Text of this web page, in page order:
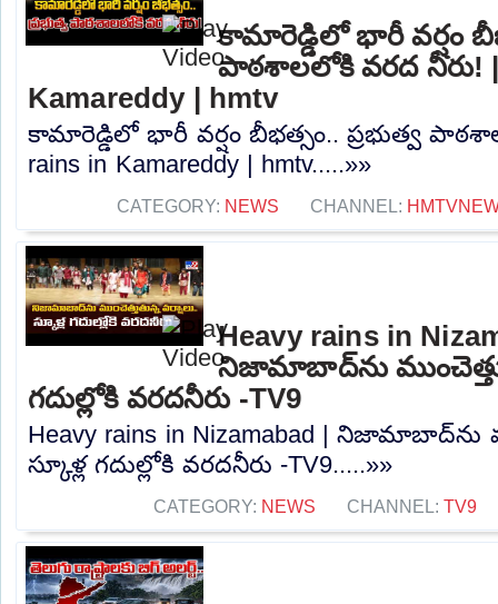
కామారెడ్డిలో భారీ వర్షం
పాఠశాలలోకి వరద నీరు! |
Kamareddy | hmtv
కామారెడ్డిలో భారీ వర్షం బీభత్సం.. ప్రభుత్వ
rains in Kamareddy | hmtv.....»»
CATEGORY: NEWS CHANNEL:
Heavy rains in
నిజామాబాద్‌ను
గదుల్లోకి వరదనీరు -TV9
Heavy rains in Nizamabad | నిజామాబాద్‌ను
స్కూళ్ల గదుల్లోకి వరదనీరు -TV9.....»»
CATEGORY: NEWS CHANNEL: TV9